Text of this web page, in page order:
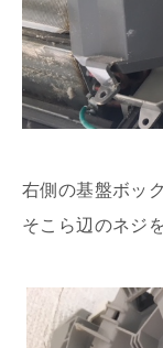
右側の基盤ボッ
そこら辺のネジ